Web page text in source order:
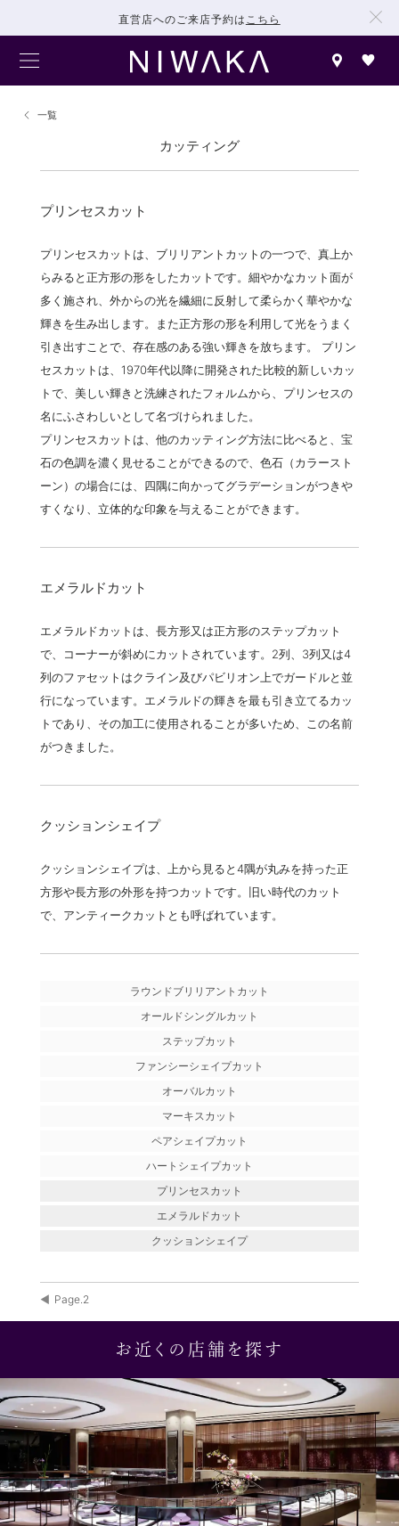
直営店へのご来店予約は こちら
一覧
カッティング
プリンセスカット
プリンセスカットは、ブリリアントカットの一つで、真上か
らみると正方形の形をしたカットです。細やかなカット面が
多く施され、外からの光を繊細に反射して柔らかく華やかな
輝きを生み出します。また正方形の形を利用して光をうまく
引き出すことで、存在感のある強い輝きを放ちます。 プリン
セスカットは、1970年代以降に開発された比較的新しいカッ
トで、美しい輝きと洗練されたフォルムから、プリンセスの
名にふさわしいとして名づけられました。
プリンセスカットは、他のカッティング方法に比べると、宝
石の色調を濃く見せることができるので、色石（カラースト
ーン）の場合には、四隅に向かってグラデーションがつきや
すくなり、立体的な印象を与えることができます。
エメラルドカット
エメラルドカットは、長方形又は正方形のステップカット
で、コーナーが斜めにカットされています。2列、3列又は4
列のファセットはクライン及びパビリオン上でガードルと並
行になっています。エメラルドの輝きを最も引き立てるカッ
トであり、その加工に使用されることが多いため、この名前
がつきました。
クッションシェイプ
クッションシェイプは、上から見ると4隅が丸みを持った正
方形や長方形の外形を持つカットです。旧い時代のカット
で、アンティークカットとも呼ばれています。
ラウンドブリリアントカット
オールドシングルカット
ステップカット
ファンシーシェイプカット
オーバルカット
マーキスカット
ペアシェイプカット
ハートシェイプカット
プリンセスカット
エメラルドカット
クッションシェイプ
Page.2
お近くの店舗を探す